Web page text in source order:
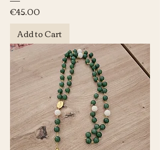
Price
€45.00
Add to Cart